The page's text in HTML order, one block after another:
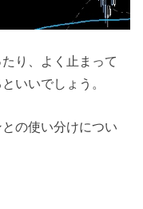
り、よく止まって
いいでしょう。
の使い分けについ